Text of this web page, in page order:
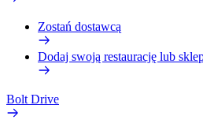
Zostań dostawcą
Dodaj swoją restaurację lub
Bolt Drive